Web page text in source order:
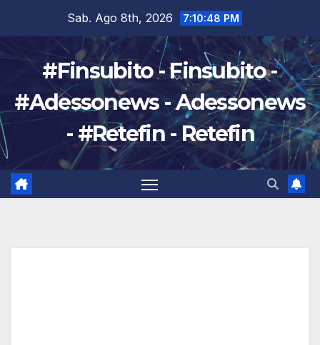
contenuto
Sab. Ago 8th, 2026 7:10:50 PM
#Finsubito - Finsubito -
#Adessonews - Adessonews
- #Retefin - Retefin